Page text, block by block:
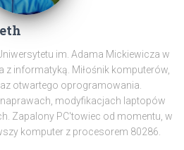
im. Adama Mickiewicza w
z informatyką. Miłośnik komputerów,
otwartego oprogramowania.
modyfikacjach laptopów
Zapalony PC'towiec od momentu, w
komputer z procesorem 80286.